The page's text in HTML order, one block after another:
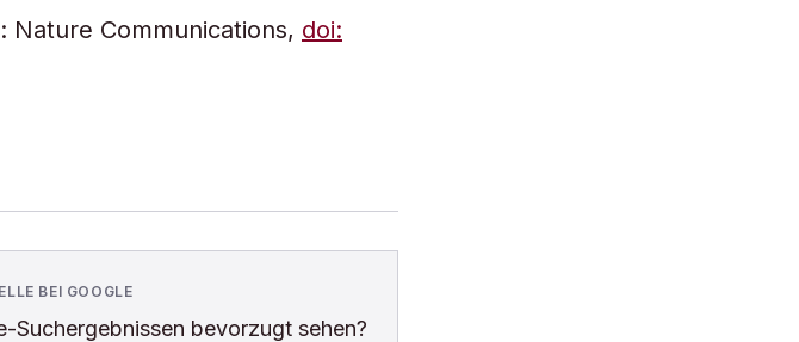
Nature Communications, doi:
BEI GOOGLE
Suchergebnissen bevorzugt sehen?